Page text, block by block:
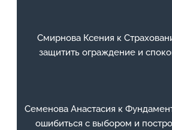
Смирнова Ксения к
защитить ограждение и
Семенова Анастасия к
ошибиться с выбором и